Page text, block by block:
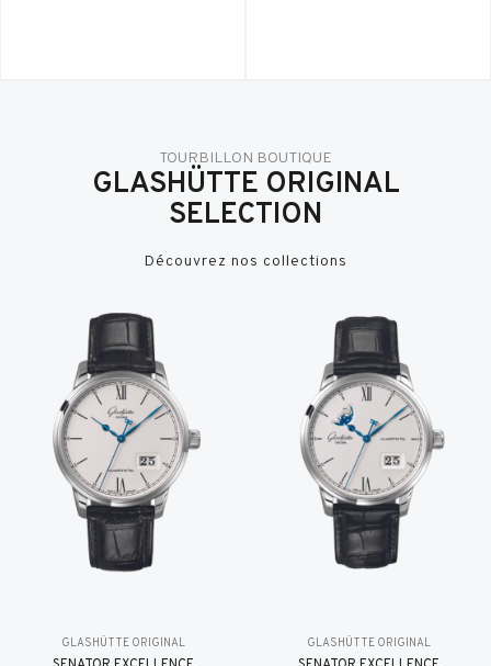
TOURBILLON BOUTIQUE
GLASHÜTTE ORIGINAL
SELECTION
Découvrez nos collections
GLASHÜTTE ORIGINAL GLASHÜTTE ORIGINAL